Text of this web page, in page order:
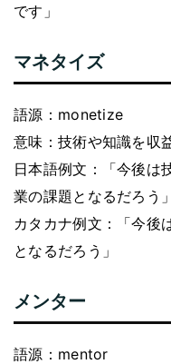
です」
マネタイズ
語源：monetize
意味：技術や知識を収
日本語例文：「今後は
業の課題となるだろう」
カタカナ例文：「今後
となるだろう」
メンター
語源：mentor